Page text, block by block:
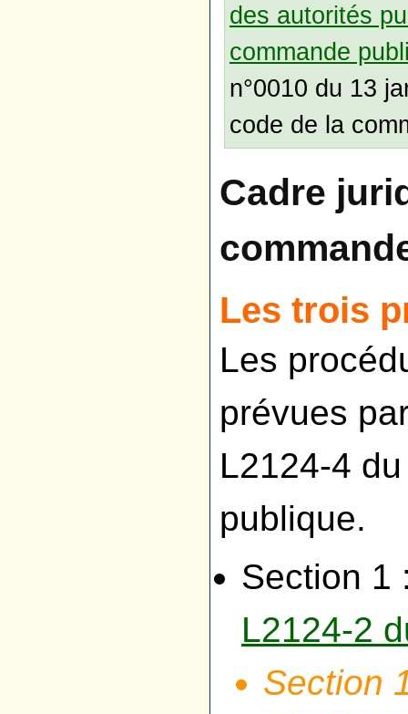
des autorités
commande
n°0010 du 13
code de la
Cadre
Les trois
Les
prévues
L2124-4
publique.
Section 1
L2124-2
Section